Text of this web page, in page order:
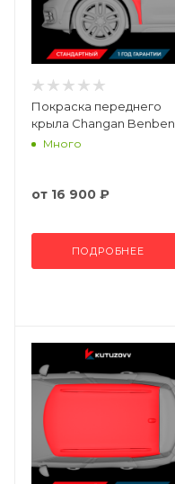
Покраска переднего
крыла Changan Benben
Много
от 16 900 ₽
ПОДРОБНЕЕ